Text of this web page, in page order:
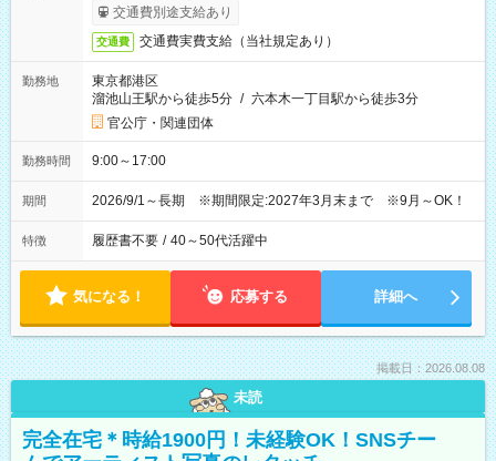
交通費別途支給あり
交通費 交通費実費支給（当社規定あり）
勤務地
東京都港区
溜池山王駅から徒歩5分 / 六本木一丁目駅から徒歩3分
官公庁・関連団体
勤務時間 9:00～17:00
期間 2026/9/1～長期 ※期間限定:2027年3月末まで ※9月～OK！
特徴 履歴書不要 / 40～50代活躍中
気になる！ 応募する 詳細へ
掲載日：2026.08.08
未読
完全在宅＊時給1900円！未経験OK！SNSチー